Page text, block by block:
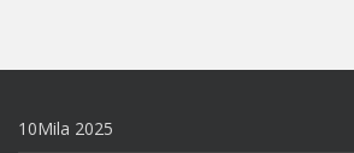
10Mila 2025